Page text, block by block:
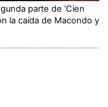
parte de ‘Cien
la caída de Macondo y